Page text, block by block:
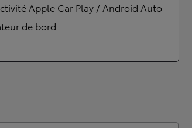
Apple Car Play / Android Auto
de bord